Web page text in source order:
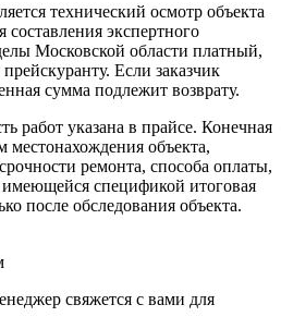
технический осмотр объекта
экспертного
Московской области платный,
Если заказчик
сумма подлежит возврату.
работ указана в прайсе. Конечная
местонахождения объекта,
ремонта, способа оплаты,
спецификой итоговая
после обследования объекта.
свяжется с вами для